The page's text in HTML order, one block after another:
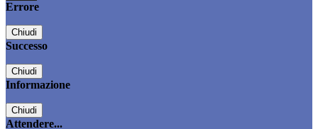
Errore
Chiudi
Successo
Chiudi
Informazione
Chiudi
Attendere...